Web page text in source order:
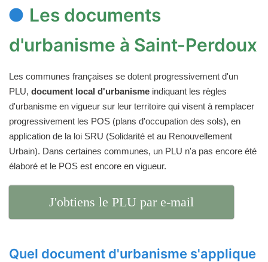
Les documents
d'urbanisme à Saint-Perdoux
Les communes françaises se dotent progressivement d'un
PLU, document local d'urbanisme indiquant les règles
d'urbanisme en vigueur sur leur territoire qui visent à remplacer
progressivement les POS (plans d'occupation des sols), en
application de la loi SRU (Solidarité et au Renouvellement
Urbain). Dans certaines communes, un PLU n'a pas encore été
élaboré et le POS est encore en vigueur.
J'obtiens le PLU par e-mail
Quel document d'urbanisme s'applique